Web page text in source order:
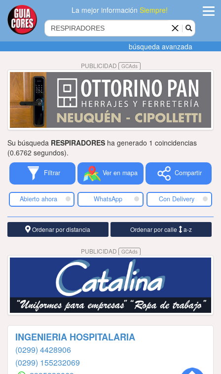
La mejor informaciónSiempre!
Agregar
empresa
Actualizar
datos
Publicidad
Tiendacores
Contactenos
búsqueda avanzada
PUBLICIDAD GCAds
Su búsqueda RESPIRADORES ha generado 1 coincidencias
(0.6762 segundos).
Filtrar Ver en mapa Compartir
Abierto ahora WhatsApp Con Delivery
Ordenar por distancia Ordenar por calle a-z
PUBLICIDAD GCAds
INGENIERIA HOSPITALARIA
(0299) 4428906
(0299) 155232069